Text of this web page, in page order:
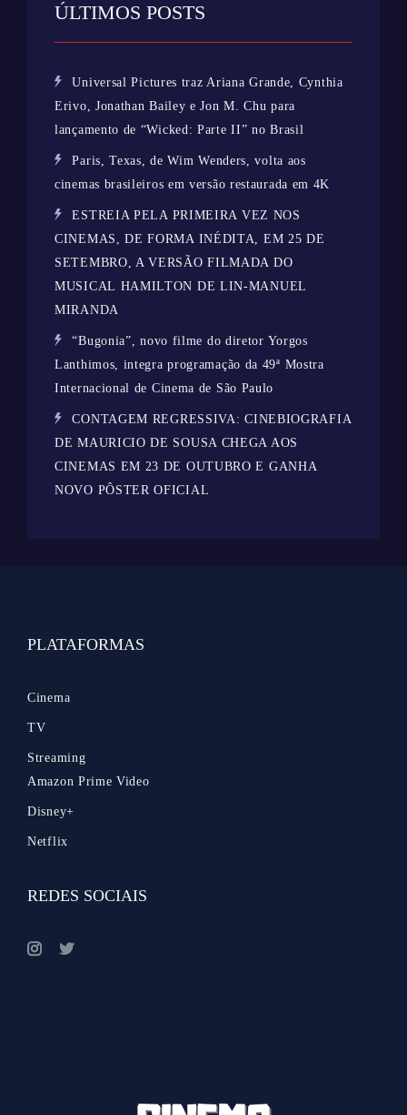
ÚLTIMOS POSTS
Universal Pictures traz Ariana Grande, Cynthia
Erivo, Jonathan Bailey e Jon M. Chu para
lançamento de “Wicked: Parte II” no Brasil
Paris, Texas, de Wim Wenders, volta aos
cinemas brasileiros em versão restaurada em 4K
ESTREIA PELA PRIMEIRA VEZ NOS
CINEMAS, DE FORMA INÉDITA, EM 25 DE
SETEMBRO, A VERSÃO FILMADA DO
MUSICAL HAMILTON DE LIN-MANUEL
MIRANDA
“Bugonia”, novo filme do diretor Yorgos
Lanthimos, integra programação da 49ª Mostra
Internacional de Cinema de São Paulo
CONTAGEM REGRESSIVA: CINEBIOGRAFIA
DE MAURICIO DE SOUSA CHEGA AOS
CINEMAS EM 23 DE OUTUBRO E GANHA
NOVO PÔSTER OFICIAL
PLATAFORMAS
Cinema
TV
Streaming
Amazon Prime Video
Disney+
Netflix
REDES SOCIAIS